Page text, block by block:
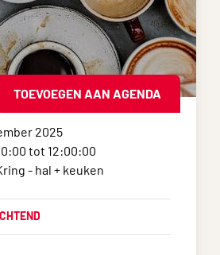
TOEVOEGEN AAN AGENDA
2025
tot 12:00:00
- hal + keuken